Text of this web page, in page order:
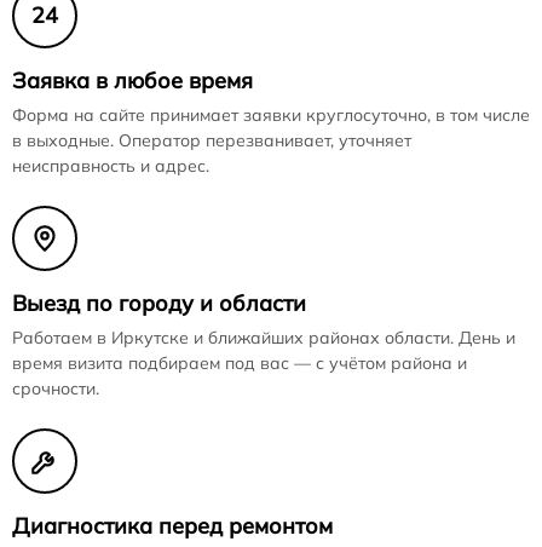
24
Заявка в любое время
Форма на сайте принимает заявки круглосуточно, в том числе
в выходные. Оператор перезванивает, уточняет
неисправность и адрес.
Выезд по городу и области
Работаем в Иркутске и ближайших районах области. День и
время визита подбираем под вас — с учётом района и
срочности.
Диагностика перед ремонтом